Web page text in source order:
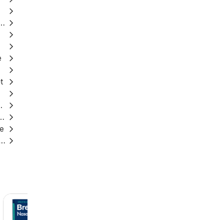
mlijeko
roštilj
brašno